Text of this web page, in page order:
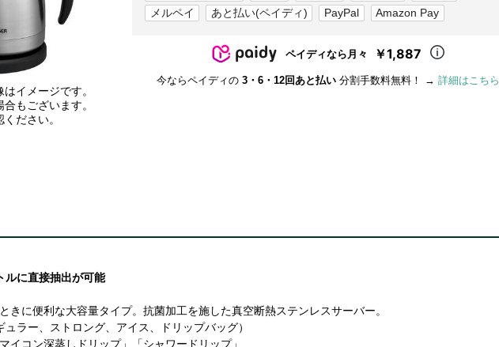
イメージです。
もございます。
ださい。
メルペイ
あと払い(ペイディ) PayPal Amazon Pay
ペイディなら月々 ￥1,887
今ならペイディの 3・6・12回あと払い 分割手数料無料！ → 詳細はこちら
に直接抽出が可能
に便利な大容量タイプ。抗菌加工を施した真空断熱ステンレスサーバー。
ラー、ストロング、アイス、ドリップバッグ）
コン深蒸しドリップ」「シャワードリップ」